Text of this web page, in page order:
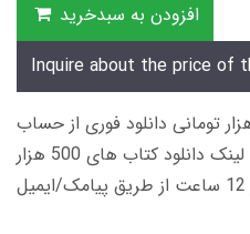
افزودن به سبدخرید
Inquire about the price of
تحویل کتاب های 600 هزار تومانی دانلود فوری از حساب
کاربری می باشد، و زمان تحویل لینک دانلود کتاب های 500 هزار